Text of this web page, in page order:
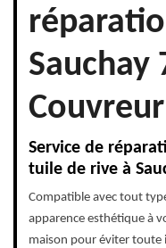
Sauchay
Service de
tuile de rive à
Compatible avec tout
apparence esthétique à
maison pour éviter toute